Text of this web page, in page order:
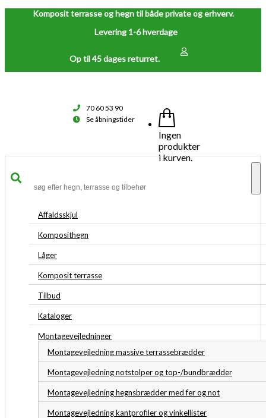
Komposit terrasse og hegn til både private og erhverv.
Levering 1-6 hverdage
Op til 45 dages returret.
70 60 53 90
Se åbningstider
Ingen
produkter
i kurven.
Affaldsskjul
Komposithegn
Låger
Komposit terrasse
Tilbud
Kataloger
Montagevejledninger
Montagevejledning massive terrassebrædder
Montagevejledning notstolper og top-/bundbrædder
Montagevejledning hegnsbrædder med fer og not
Montagevejledning kantprofiler og vinkellister